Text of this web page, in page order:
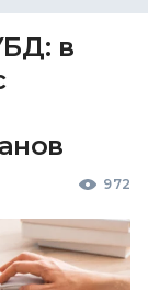
в
972